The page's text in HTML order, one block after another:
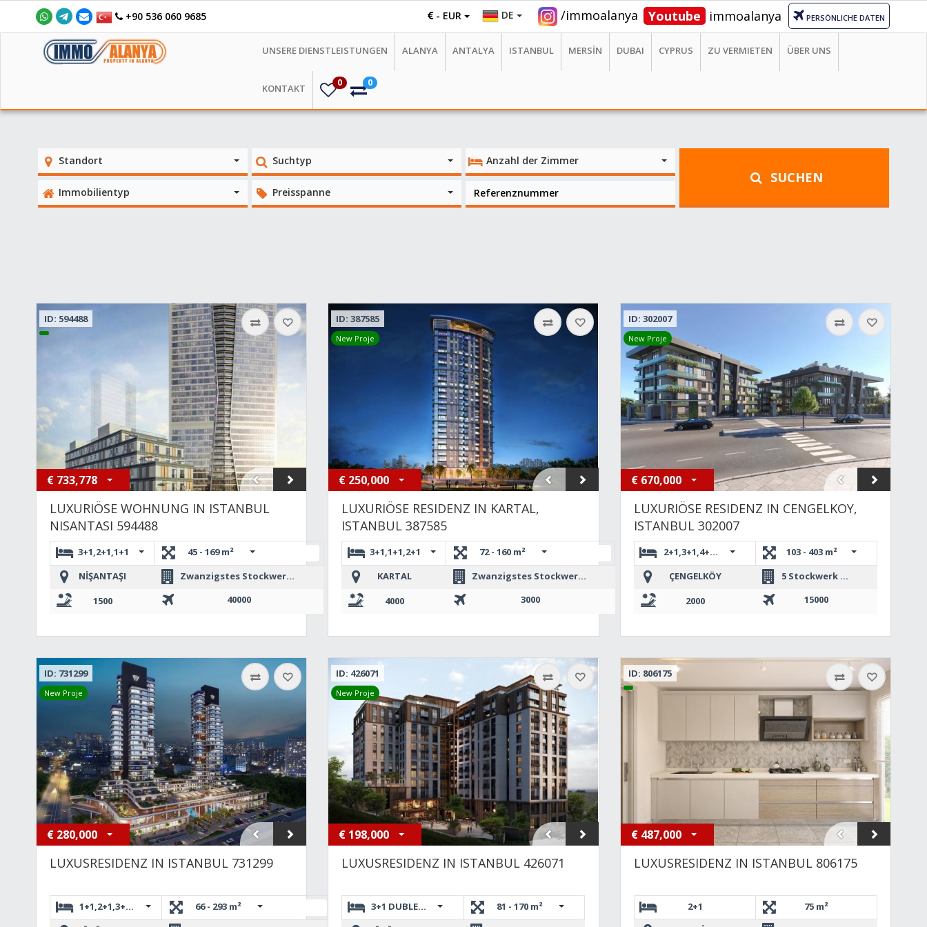
+90 536 060 9685 PERSÖNLICHE DATEN
Youtube immoalanya
/immoalanya
DE
- EUR
UNSERE DIENSTLEISTUNGEN ALANYA ANTALYA ISTANBUL MERSİN DUBAI CYPRUS ZU VERMIETEN ÜBER UNS
KONTAKT 0 0
Standort Suchtyp Anzahl der Zimmer
Immobilientyp Preisspanne
SUCHEN
ID: 594488
€ 733,778
LUXURIÖSE WOHNUNG IN ISTANBUL
NISANTASI 594488
3+1,2+1,1+1
45 - 169 m²
NİŞANTAŞI
Zwanzigstes Stockwerk oder mehr
1500
40000
ID: 387585
New Proje
€ 250,000
LUXURIÖSE RESIDENZ IN KARTAL,
ISTANBUL 387585
3+1,1+1,2+1
72 - 160 m²
KARTAL
Zwanzigstes Stockwerk oder mehr
4000
3000
ID: 302007
New Proje
€ 670,000
LUXURIÖSE RESIDENZ IN CENGELKOY,
ISTANBUL 302007
2+1,3+1,4+1,4+1 DUBLEKS,5+1 DUBLEKS
103 - 403 m²
ÇENGELKÖY
5 Stockwerk Bau
2000
15000
ID: 731299
New Proje
€ 280,000
LUXUSRESIDENZ IN ISTANBUL 731299
1+1,2+1,3+1,4+1
66 - 293 m²
ID: 426071
New Proje
€ 198,000
LUXUSRESIDENZ IN ISTANBUL 426071
3+1 DUBLEKS,2+1,1+1
81 - 170 m²
ID: 806175
€ 487,000
LUXUSRESIDENZ IN ISTANBUL 806175
2+1
75 m²